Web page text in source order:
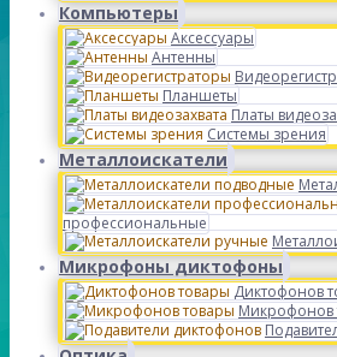
Компьютеры
Аксессуары
Антенны
Планшеты
Платы
Системы зрения
Металлоискатели
профессиональные
Микрофоны диктофоны
Диктофонов
Микрофонов